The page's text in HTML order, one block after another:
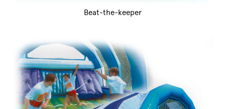
Beat-the-keeper